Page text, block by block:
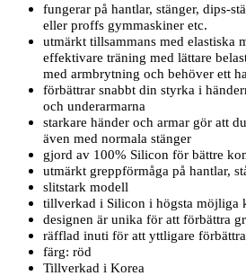
fungerar på hantlar, stänger, dips-
eller proffs gymmaskiner etc.
utmärkt tillsammans med elastiska
effektivare träning med lättare
med armbrytning och behöver ett
förbättrar snabbt din styrka i
och underarmarna
starkare händer och armar gör att
även med normala stänger
gjord av 100% Silicon för bättre
utmärkt greppförmåga på hantlar,
slitstark modell
tillverkad i Silicon i högsta möjliga
designen är unika för att förbättra
räfflad inuti för att yttligare
färg: röd
Tillverkad i Korea